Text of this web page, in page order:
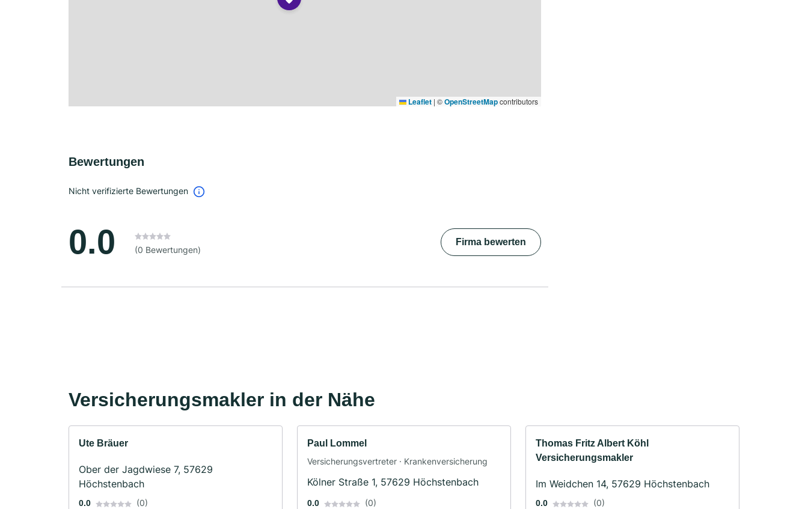
Leaflet | ©OpenStreetMapcontributors
Bewertungen
Nicht verifizierte Bewertungen
0.0 (0 Bewertungen)
Firma bewerten
Versicherungsmakler in der Nähe
Ute Bräuer
Ober der Jagdwiese 7, 57629
Höchstenbach
0.0 (0)
Paul Lommel
Versicherungsvertreter · Krankenversicherung
Kölner Straße 1, 57629 Höchstenbach
0.0 (0)
Thomas Fritz Albert Köhl
Versicherungsmakler
Im Weidchen 14, 57629 Höchstenbach
0.0 (0)